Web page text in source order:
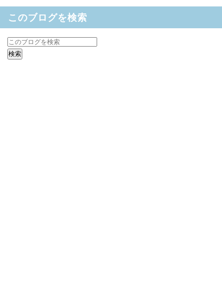
このブログを検索